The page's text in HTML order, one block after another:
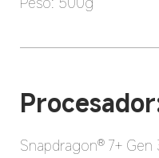
Snapdragon® 7+ Gen